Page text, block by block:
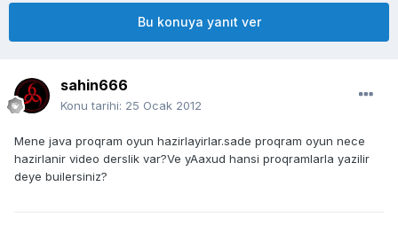
Bu konuya yanıt ver
sahin666
Konu tarihi: 25 Ocak 2012
Mene java proqram oyun hazirlayirlar.sade proqram oyun nece
hazirlanir video derslik var?Ve yAaxud hansi proqramlarla yazilir
deye builersiniz?